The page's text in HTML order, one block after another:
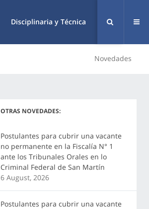
Disciplinaria y Técnica
Novedades
OTRAS NOVEDADES:
Postulantes para cubrir una vacante
no permanente en la Fiscalía N° 1
ante los Tribunales Orales en lo
Criminal Federal de San Martín
6 August, 2026
Postulantes para cubrir una vacante